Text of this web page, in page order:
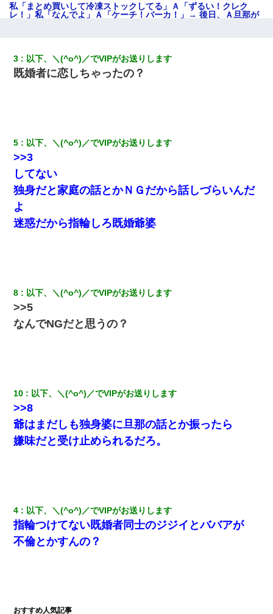
私「まとめ買いして冷凍ストックしてる」Ａ「ずるい！クレク
レ！」私「なんでよ」Ａ「ケーチ！バーカ！」→ 後日、Ａ旦那が
ナンパにほいほい付いていった私、地獄に落ちる
旦那の元カノをSNSで探して写真を保存して顔面評価スレで写真
を晒してた。ほとんどがブスという評価の中で二人ほど意外に好
評価で苦々しく思った
彼女にプロポーズしてOK貰った俺、告げられた結婚条件にブチ切
れて無事婚約破棄・・・
【驚愕】5000円でＪＫと行為してきたが後悔しかない…
出張中の旦那から『フリンしやがって、このクズ』と電話が。私
いのか！」→ 離婚後
私は家が貧しくて、手に職をつけようと看護師になった。だけど
卒業を控えた年の1月末、車にひかれて看護師になれなくなった。
居酒屋にて。兄の紹介者「お酒飲みなって」私「未成年なので無
理です！」酷すぎるワードの連発で、耐えきれず店員に5千円を渡
ら下着が入った引き出しの奥にとんでもないモノを見つけた
【衝撃】職場に入って来た綺麗な新人さんに職場を案内すること
に → 新人「ドンッ！」私「！？」→ 突然、突き飛ばされて左手
3 以下、＼(^o^)／でVIPがお送りします
既婚者に恋しちゃったの？
5 以下、＼(^o^)／でVIPがお送りします
>>3
してない
独身だと家庭の話とかＮＧだから話しづらいんだ
よ
迷惑だから指輪しろ既婚爺婆
8 以下、＼(^o^)／でVIPがお送りします
>>5
なんでNGだと思うの？
10 以下、＼(^o^)／でVIPがお送りします
>>8
爺はまだしも独身婆に旦那の話とか振ったら
嫌味だと受け止められるだろ。
4 以下、＼(^o^)／でVIPがお送りします
指輪つけてない既婚者同士のジジイとババアが
不倫とかすんの？